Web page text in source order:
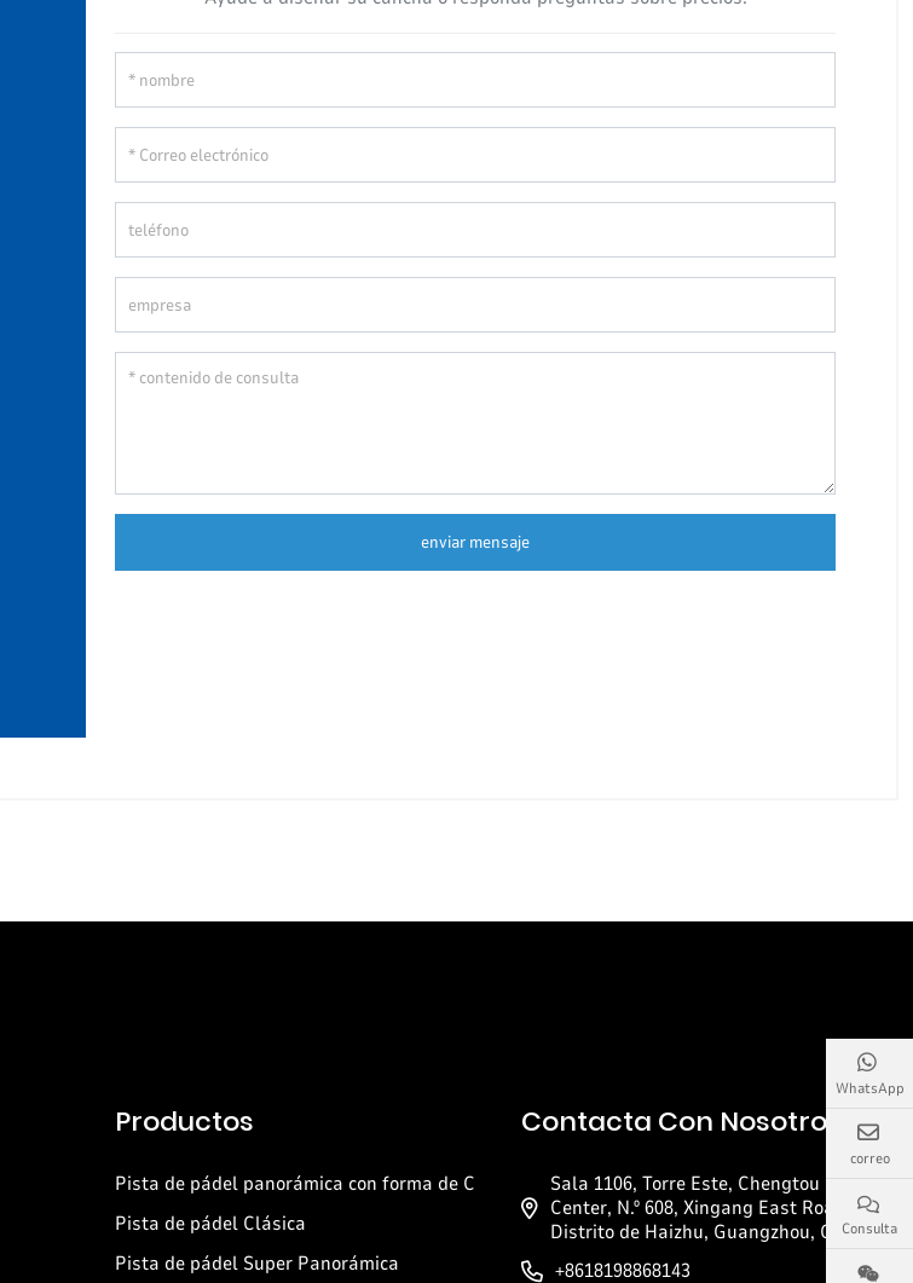
enviar mensaje
Productos
Pista de pádel panorámica con forma de C
Pista de pádel Clásica
Pista de pádel Super Panorámica
Contacta Con Nosotros
Sala 1106, Torre Este, Chengtou Pazhou
Center, N.º 608, Xingang East Road,
Distrito de Haizhu, Guangzhou, China.
+8618198868143
WhatsApp
correo
Consulta